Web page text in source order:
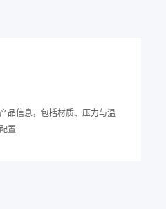
品信息，包括材质、压力与温
置